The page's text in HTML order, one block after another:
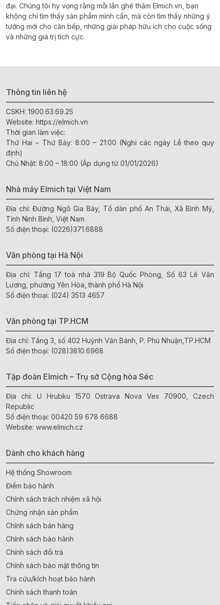
đại. Chúng tôi hy vọng rằng mỗi lần ghé thăm Elmich.vn, bạn
không chỉ tìm thấy sản phẩm mình cần, mà còn tìm thấy những ý
tưởng mới cho căn bếp, những giải pháp hữu ích cho cuộc sống
và những giá trị tích cực.
Thông tin liên hệ
CSKH: 1900.63.69.25
Website: https://elmich.vn
Thời gian làm việc:
Thứ Hai – Thứ Bảy: 8:00 – 21:00 (Nghỉ các ngày Lễ theo quy
định)
Chủ Nhật: 8:00 – 18:00 (Áp dụng từ 01/01/2026)
Nhà máy Elmich tại Việt Nam
Địa chỉ: Đường Ngô Gia Bảy, Tổ dân phố An Thái, Xã Bình Mỹ,
Tỉnh Ninh Bình, Việt Nam
Số điện thoại: (0226)371.6888
Văn phòng tại Hà Nội
Địa chỉ: Tầng 17 toà nhà 319 Bộ Quốc Phòng, Số 63 Lê Văn
Lương, phường Yên Hòa, thành phố Hà Nội
Số điện thoại: (024) 3513 4657
Văn phòng tại TP.HCM
Địa chỉ: Tầng 3, số 402 Huỳnh Văn Bánh, P. Phú Nhuận,TP.HCM
Số điện thoại: (028)3810.6968
Tập đoàn Elmich – Trụ sở Cộng hòa Séc
Địa chỉ: U Hrubku 1570 Ostrava Nova Ves 70900, Czech
Republic
Số điện thoại: 00420 59 678 6688
Website: www.elmich.cz
Dành cho khách hàng
Hệ thống Showroom
Điểm bảo hành
Chính sách trách nhiệm xã hội
Chứng nhận sản phẩm
Chính sách bán hàng
Chính sách bảo hành
Chính sách đổi trả
Chính sách bảo mật thông tin
Tra cứu/kích hoạt bảo hành
Chính sách thanh toán